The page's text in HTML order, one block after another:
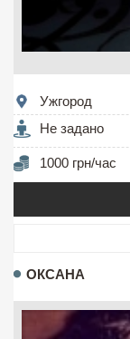
Ужгород
Не задано
1000 грн/час
ОКСАНА